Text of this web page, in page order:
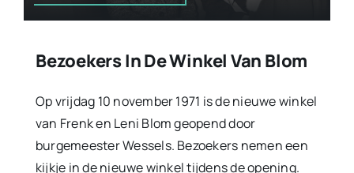
Bezoekers In De Winkel Van Blom
Op vrijdag 10 november 1971 is de nieuwe winkel
van Frenk en Leni Blom geopend door
burgemeester Wessels. Bezoekers nemen een
kijkje in de nieuwe winkel tijdens de opening.